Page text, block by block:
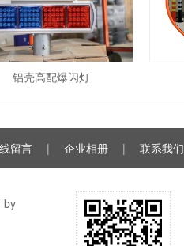
铝壳高配爆闪灯
留言 | 企业相册 | 联系我们
by